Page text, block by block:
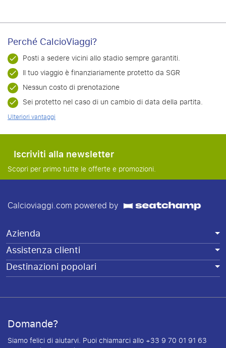
Perché CalcioViaggi?
Posti a sedere vicini allo stadio sempre garantiti.
Il tuo viaggio è finanziariamente protetto da SGR
Nessun costo di prenotazione
Sei protetto nel caso di un cambio di data della partita.
Ulteriori vantaggi
Iscriviti alla newsletter
Scopri per primo tutte le offerte e promozioni.
Calcioviaggi.com powered by
Azienda
Assistenza clienti
Destinazioni popolari
Domande?
Siamo felici di aiutarvi. Puoi chiamarci allo +33 9 70 01 91 63